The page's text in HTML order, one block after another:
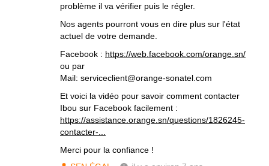
problème il va vérifier puis le régler.
Nos agents pourront vous en dire plus sur l'état
actuel de votre demande.
Facebook : https://web.facebook.com/orange.sn/
ou par
Mail: serviceclient@orange-sonatel.com
Et voici la vidéo pour savoir comment contacter
Ibou sur Facebook facilement :
https://assistance.orange.sn/questions/1826245-
contacter-...
Merci pour la confiance !